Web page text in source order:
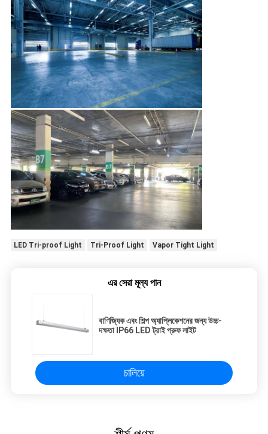
LED Tri-proof Light Tri-Proof Light Vapor Tight Light
এর সেরা মূল্য পান
বাণিজ্যিক এবং শিল্প অ্যাপ্লিকেশনের জন্য উচ্চ-
দক্ষতা IP66 LED ট্রাই প্রুফ লাইট
চালিয়ে